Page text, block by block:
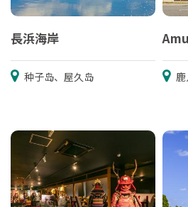
長浜海岸
种子岛、屋久岛